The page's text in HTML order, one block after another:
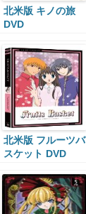
北米版 キノの旅
DVD
北米版 フルーツバ
スケット DVD